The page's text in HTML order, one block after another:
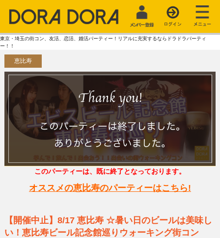
東京・埼玉の街コン、友活、恋活、婚活パーティー！リアルに充実するならドラドラパーティ
ー！！
恵比寿
このパーティーは、既に終了となっております。
オススメの恵比寿のパーティーはこちら!
【開催中止】8/17 恵比寿 ☆暑い日のビールは美味し
い！恵比寿ビール記念館巡りウォーキング街コン